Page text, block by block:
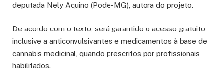
deputada Nely Aquino (Pode-MG), autora do projeto.
De acordo com o texto, será garantido o acesso gratuito
inclusive a anticonvulsivantes e medicamentos à base de
cannabis medicinal, quando prescritos por profissionais
habilitados.